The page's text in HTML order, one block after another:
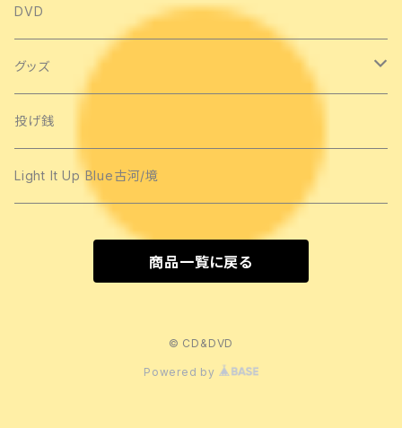
シングル
アルバム
手作りCD
ライブCD
DVD
グッズ
Tシャツ
タオル類
投げ銭
Light It Up Blue古河/境
商品一覧に戻る
© CD&DVD
Powered by